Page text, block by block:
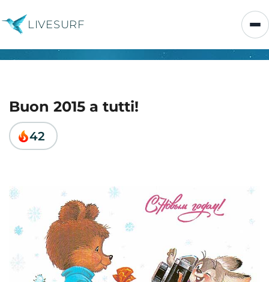
LIVESURF
Buon 2015 a tutti!
42